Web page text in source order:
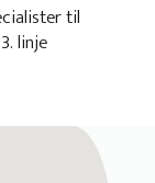
til
linje